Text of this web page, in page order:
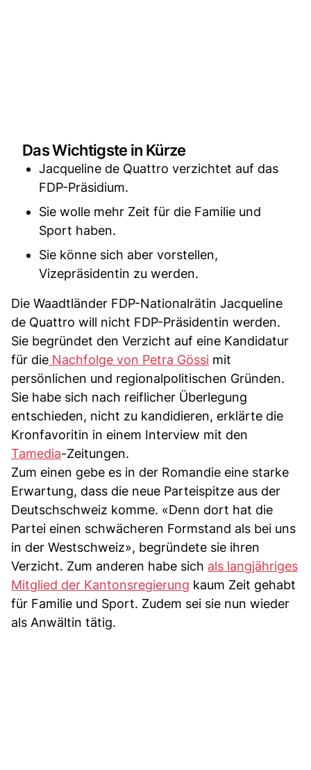
Das Wichtigste in Kürze
Jacqueline de Quattro verzichtet auf das
FDP-Präsidium.
Sie wolle mehr Zeit für die Familie und
Sport haben.
Sie könne sich aber vorstellen,
Vizepräsidentin zu werden.
Die Waadtländer FDP-Nationalrätin Jacqueline
de Quattro will nicht FDP-Präsidentin werden.
Sie begründet den Verzicht auf eine Kandidatur
für die Nachfolge von Petra Gössi mit
persönlichen und regionalpolitischen Gründen.
Sie habe sich nach reiflicher Überlegung
entschieden, nicht zu kandidieren, erklärte die
Kronfavoritin in einem Interview mit den
Tamedia-Zeitungen.
Zum einen gebe es in der Romandie eine starke
Erwartung, dass die neue Parteispitze aus der
Deutschschweiz komme. «Denn dort hat die
Partei einen schwächeren Formstand als bei uns
in der Westschweiz», begründete sie ihren
Verzicht. Zum anderen habe sich als langjähriges
Mitglied der Kantonsregierung kaum Zeit gehabt
für Familie und Sport. Zudem sei sie nun wieder
als Anwältin tätig.